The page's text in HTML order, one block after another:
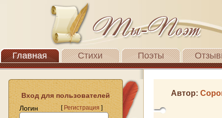
Главная Стихи Поэты
Вход для пользователей
Логин
[Регистрация]
Автор: